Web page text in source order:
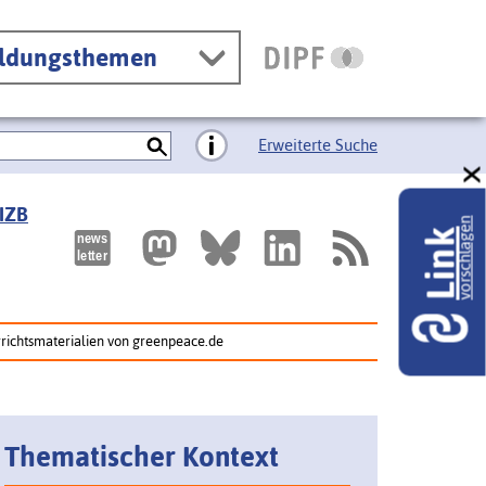
Erweiterte Suche
von greenpeace.de
Thematischer Kontext
Linkvorschlagen